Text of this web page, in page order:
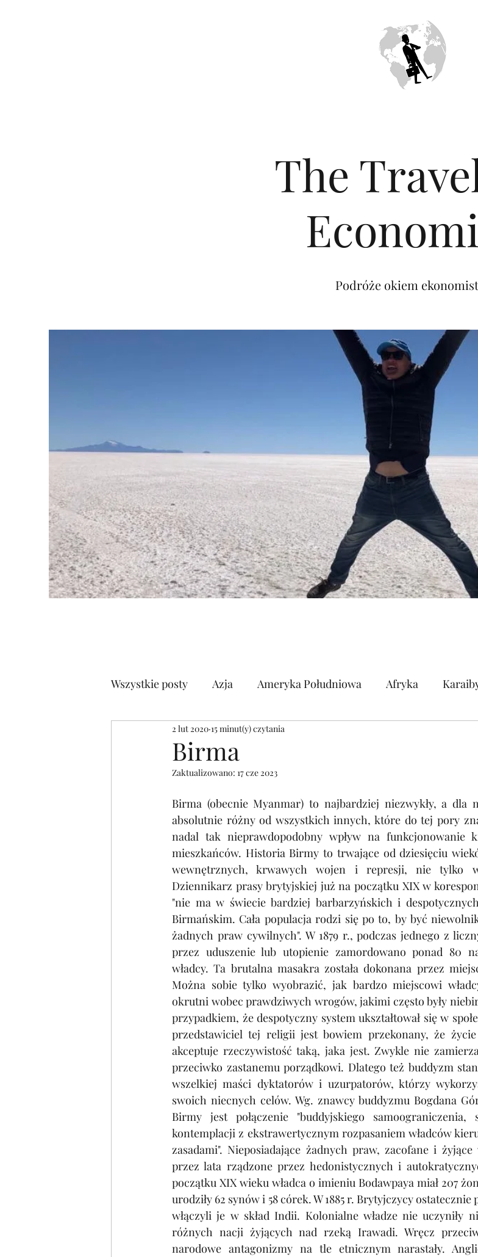
The
Podróże okiem
Wszystkie posty Azja Ameryka Południowa Afryka
Półwysep Arabski Europa
Birma
2 lut 2020 15 minut(y) czytania
Zaktualizowano: 17 cze 2023
Birma (obecnie Myanmar) to najbardziej niezwykły, a dla
absolutnie różny od wszystkich innych, które do tej pory
nadal tak nieprawdopodobny wpływ na funkcjonowanie
mieszkańców. Historia Birmy to trwające od dziesięciu
wewnętrznych, krwawych wojen i represji, nie tylko
Dziennikarz prasy brytyjskiej już na początku XIX w
"nie ma w świecie bardziej barbarzyńskich i
Birmańskim. Cała populacja rodzi się po to, by być
żadnych praw cywilnych". W 1879 r., podczas jednego z
przez uduszenie lub utopienie zamordowano ponad 80
władcy. Ta brutalna masakra została dokonana przez
Można sobie tylko wyobrazić, jak bardzo miejscowi
okrutni wobec prawdziwych wrogów, jakimi często były
przypadkiem, że despotyczny system ukształtował się w
przedstawiciel tej religii jest bowiem przekonany, że
akceptuje rzeczywistość taką, jaka jest. Zwykle nie
przeciwko zastanemu porządkowi. Dlatego też buddyzm
wszelkiej maści dyktatorów i uzurpatorów, którzy
swoich niecnych celów. Wg. znawcy buddyzmu Bogdana
Birmy jest połączenie "buddyjskiego samoograniczenia,
kontemplacji z ekstrawertycznym rozpasaniem władców
zasadami". Nieposiadające żadnych praw, zacofane i żyjące
przez lata rządzone przez hedonistycznych i
początku XIX wieku władca o imieniu Bodawpaya miał 207
urodziły 62 synów i 58 córek. W 1885 r. Brytyjczycy
włączyli je w skład Indii. Kolonialne władze nie uczyniły
różnych nacji żyjących nad rzeką Irawadi. Wręcz
narodowe antagonizmy na tle etnicznym narastały.